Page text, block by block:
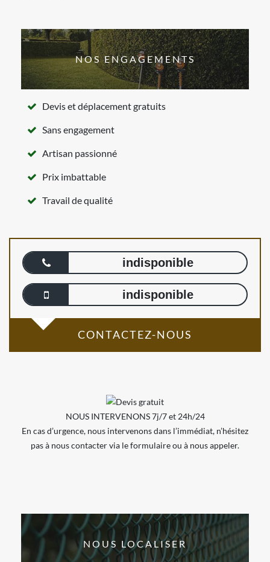
NOS ENGAGEMENTS
Devis et déplacement gratuits
Sans engagement
Artisan passionné
Prix imbattable
Travail de qualité
indisponible
indisponible
CONTACTEZ-NOUS
NOUS INTERVENONS 7j/7 et 24h/24
En cas d’urgence, nous intervenons dans l’immédiat, n’hésitez
pas à nous contacter via le formulaire ou à nous appeler.
NOUS LOCALISER